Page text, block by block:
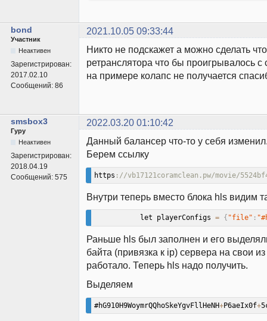
bond 2021.10.05 09:33:44
Участник
Неактивен
Зарегистрирован:
2017.02.10
Сообщений: 86
Никто не подскажет а можно сделать
ретранслятора что бы проигрывалось
на примере колапс не получается
smsbox3 2022.03.20 01:10:42
Гуру
Неактивен
Зарегистрирован:
2018.04.19
Сообщений: 575
Данный балансер что-то у себя
Берем ссылку
https ://vb17121coramclean.pw/movie/
Внутри теперь вместо блока hls видим
           let playerConfigs
= { "file" :
Раньше hls был заполнен и его
байта (привязка к ip) сервера на свои
работало. Теперь hls надо получить.
Выделяем
#hG910H9WoymrQQhoSkeYgvFllHeNH+P6aeIx0f+